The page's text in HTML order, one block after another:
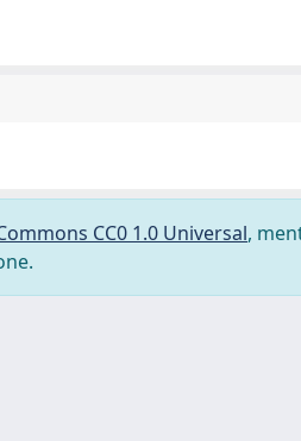
CC0 1.0 Universal,